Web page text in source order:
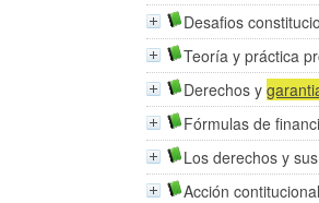
Desafios
Teoría y práctica
Derechos y
Fórmulas de
Los derechos y
Acción